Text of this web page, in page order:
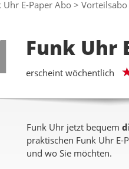
Uhr E-Paper Abo Vorteilsabo
Funk Uhr
erscheint wöchentlich
Funk Uhr jetzt bequem
praktischen Funk Uhr E-
und wo Sie möchten.